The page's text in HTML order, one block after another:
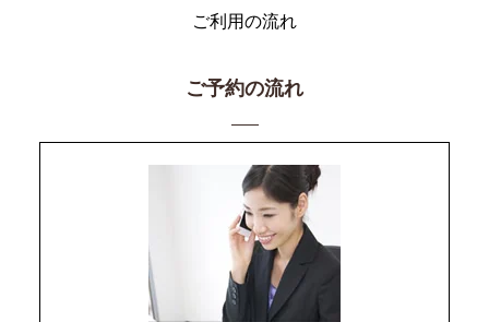
ご利用の流れ
ご予約の流れ